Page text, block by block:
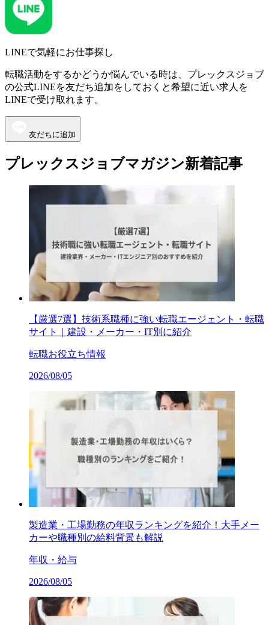
LINEで気軽にお仕事探し
転職活動をするかどうか悩んでいる時は、プレックスジョブ
の公式LINEを友だち追加をしておくと希望に近い求人を
LINEで受け取れます。
友だちに追加
プレックスジョブマガジン新着記事
【厳選7選】技術系職種に強い転職エージェント・転職
サイト｜建設・メーカー・IT別に紹介
転職お役立ち情報
2026/08/05
製造業・工場勤務の年収ランキングを紹介！大手メー
カーや職種別の給料背景も解説
年収・給与
2026/08/05